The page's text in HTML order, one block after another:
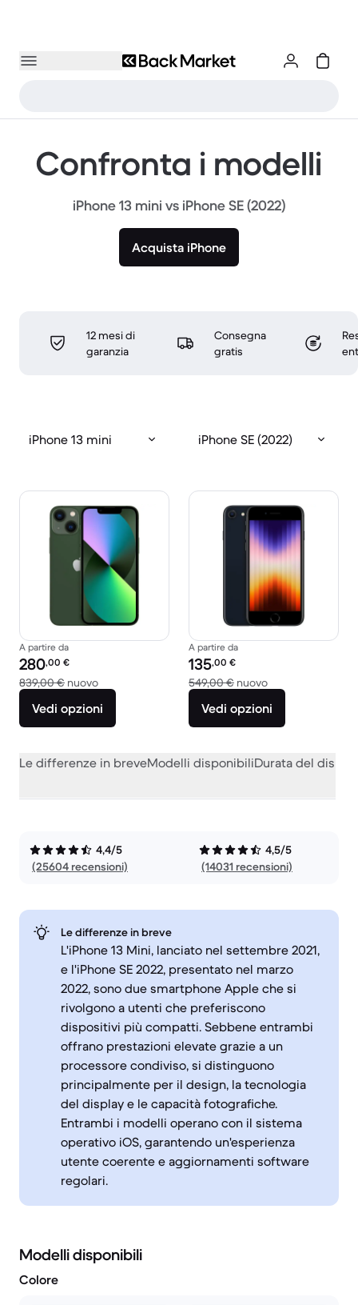
Confronta i modelli
iPhone 13 mini vs iPhone SE (2022)
Acquista iPhone
12 mesi di
garanzia
Consegna
gratis
iPhone 13 mini iPhone SE (2022)
A partire da
Prezzo del ricondizionato:
280,00 €
839,00 € nuovoRispetto a 839,00 € del nuovo
Vedi opzioni
A partire da
Prezzo del ricondizionato:
135,00 €
549,00 € nuovoRispetto a
Vedi opzioni
Le differenze in breveModelli disponibiliDurata del
4,4/5
(25604 recensioni)
4,5/5
(14031 recensioni)
Le differenze in breve
L'iPhone 13 Mini, lanciato nel settembre 2021,
e l'iPhone SE 2022, presentato nel marzo
2022, sono due smartphone Apple che si
rivolgono a utenti che preferiscono
dispositivi più compatti. Sebbene entrambi
offrano prestazioni elevate grazie a un
processore condiviso, si distinguono
principalmente per il design, la tecnologia
del display e le capacità fotografiche.
Entrambi i modelli operano con il sistema
operativo iOS, garantendo un'esperienza
utente coerente e aggiornamenti software
regolari.
Modelli disponibili
Colore